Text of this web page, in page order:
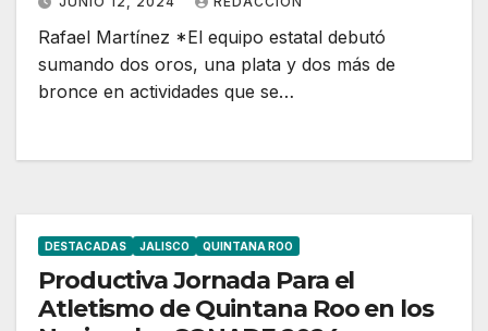
Rafael Martínez *El equipo estatal debutó
sumando dos oros, una plata y dos más de
bronce en actividades que se…
DESTACADAS JALISCO QUINTANA ROO
Productiva Jornada Para el
Atletismo de Quintana Roo en los